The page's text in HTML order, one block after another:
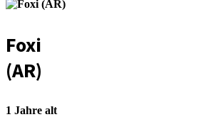
Foxi
(AR)
1 Jahre alt